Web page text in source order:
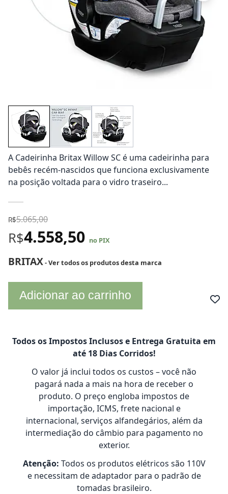
A Cadeirinha Britax Willow SC é uma cadeirinha para
bebês recém-nascidos que funciona exclusivamente
na posição voltada para o vidro traseiro...
R$5.065,00
R$4.558,50 no PIX
BRITAX- Ver todos os produtos desta marca
Adicionar ao carrinho
Todos os Impostos Inclusos e Entrega Gratuita em
até 18 Dias Corridos!
O valor já inclui todos os custos – você não
pagará nada a mais na hora de receber o
produto. O preço engloba impostos de
importação, ICMS, frete nacional e
internacional, serviços alfandegários, além da
intermediação do câmbio para pagamento no
exterior.
Atenção: Todos os produtos elétricos são 110V
e necessitam de adaptador para o padrão de
tomadas brasileiro.